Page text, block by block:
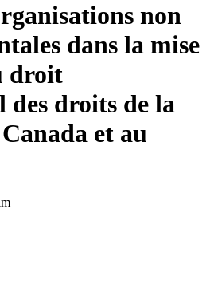
non
dans la mise
droit
droits de la
et au